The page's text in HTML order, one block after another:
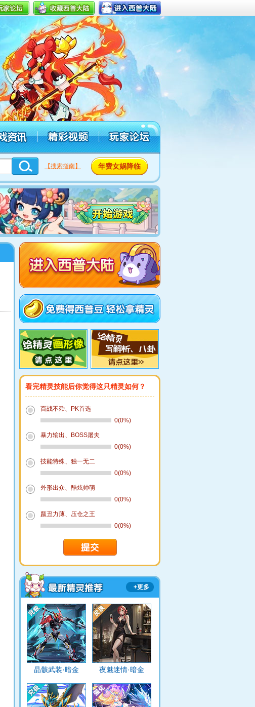
【搜索指南】 年费女娲降临
看完精灵技能后你觉得这只精灵如何？
百战不殆、PK首选
0(0%)
暴力输出、BOSS屠夫
0(0%)
技能特殊、独一无二
0(0%)
外形出众、酷炫帅萌
0(0%)
颜丑力薄、压仓之王
0(0%)
+更多
晶骸武装·暗金 夜魅迷情·暗金